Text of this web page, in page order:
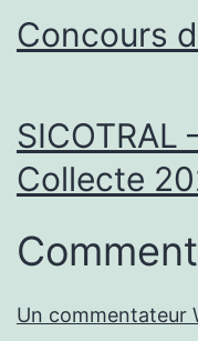
Concours
SICOTRAL
Collecte
Un commentateur